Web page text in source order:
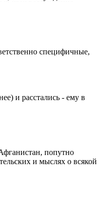
специфичные,
и расстались - ему в
попутно
и мыслях о всякой